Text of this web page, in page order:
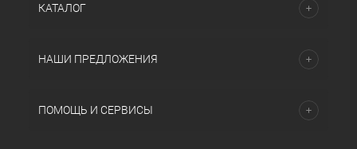
КАТАЛОГ
НАШИ ПРЕДЛОЖЕНИЯ
ПОМОЩЬ И СЕРВИСЫ